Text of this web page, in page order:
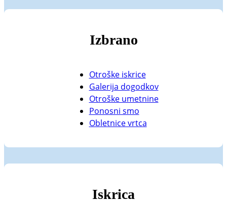
Izbrano
Otroške iskrice
Galerija dogodkov
Otroške umetnine
Ponosni smo
Obletnice vrtca
Iskrica